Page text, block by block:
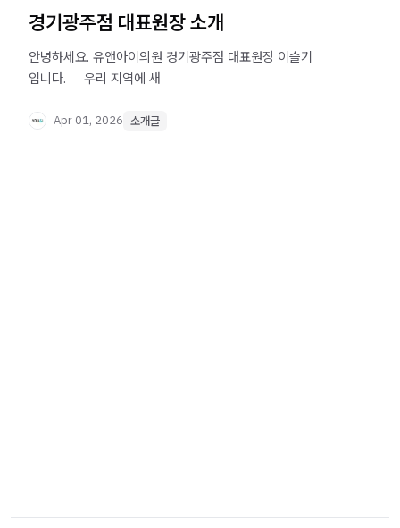
경기광주점 대표원장 소개
안녕하세요. 유앤아이의원 경기광주점 대표원장 이슬기
입니다. ​ ​ ​ ​ 우리 지역에 새
Apr 01, 2026 소개글